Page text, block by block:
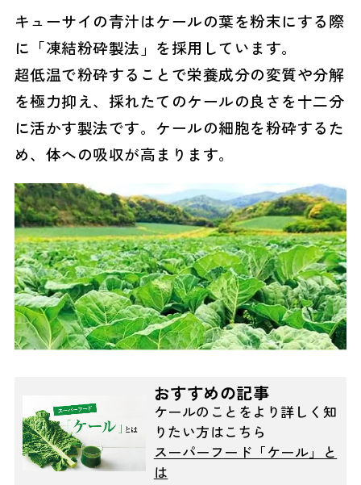
キューサイの青汁はケールの葉を粉末にする際
に「凍結粉砕製法」を採用しています。
超低温で粉砕することで栄養成分の変質や分解
を極力抑え、採れたてのケールの良さを十二分
に活かす製法です。ケールの細胞を粉砕するた
め、体への吸収が高まります。
おすすめの記事
ケールのことをより詳しく知
りたい方はこちら
スーパーフード「ケール」と
は